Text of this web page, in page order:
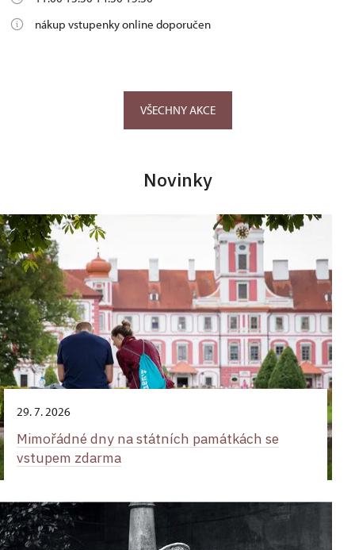
nákup vstupenky online doporučen
VŠECHNY AKCE
Novinky
29. 7. 2026
Mimořádné dny na státních památkách se
vstupem zdarma